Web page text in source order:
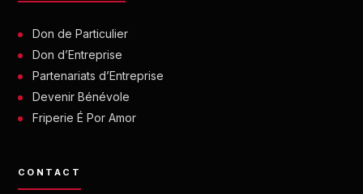
Don de Particulier
Don d’Entreprise
Partenariats d’Entreprise
Devenir Bénévole
Friperie É Por Amor
CONTACT